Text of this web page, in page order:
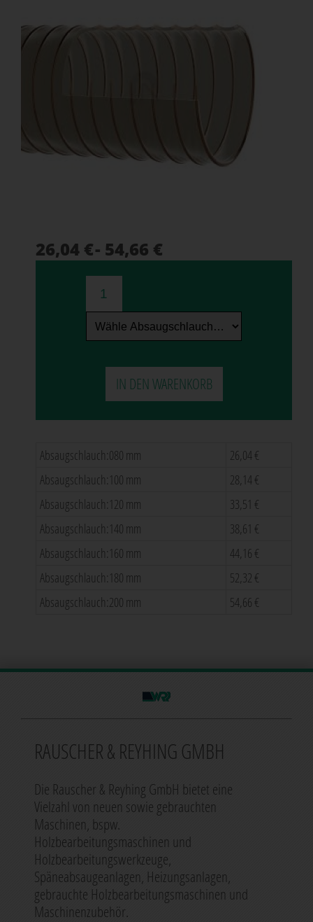
26,04 €- 54,66 €
Absaugschlauch:080 mm
26,04 €
Absaugschlauch:100 mm
28,14 €
Absaugschlauch:120 mm
33,51 €
Absaugschlauch:140 mm
38,61 €
Absaugschlauch:160 mm
44,16 €
Absaugschlauch:180 mm
52,32 €
Absaugschlauch:200 mm
54,66 €
RAUSCHER & REYHING GMBH
Die Rauscher & Reyhing GmbH bietet eine
Vielzahl von neuen sowie gebrauchten
Maschinen, bspw.
Holzbearbeitungsmaschinen und
Holzbearbeitungswerkzeuge,
Späneabsaugeanlagen, Heizungsanlagen,
gebrauchte Holzbearbeitungsmaschinen und
Maschinenzubehör.